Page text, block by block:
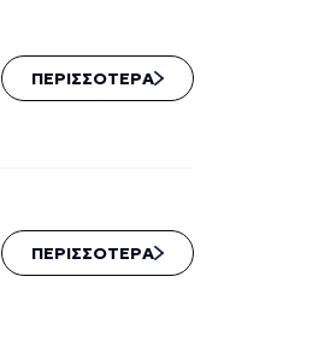
ΠΕΡΙΣΣΟΤΕΡΑ
ΠΕΡΙΣΣΟΤΕΡΑ